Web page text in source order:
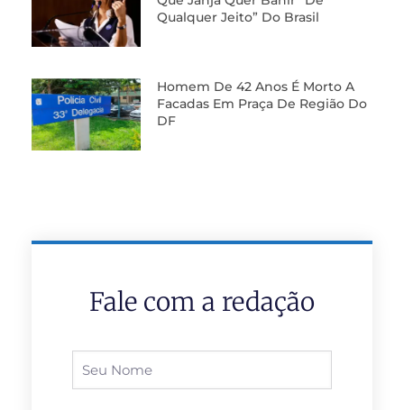
Qualquer Jeito” Do Brasil
Homem De 42 Anos É Morto A
Facadas Em Praça De Região Do
DF
Fale com a redação